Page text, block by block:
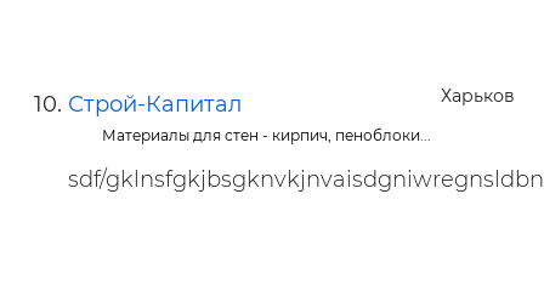
Харьков
Строй-Капитал
Материалы для стен - кирпич, пеноблоки...
sdf/